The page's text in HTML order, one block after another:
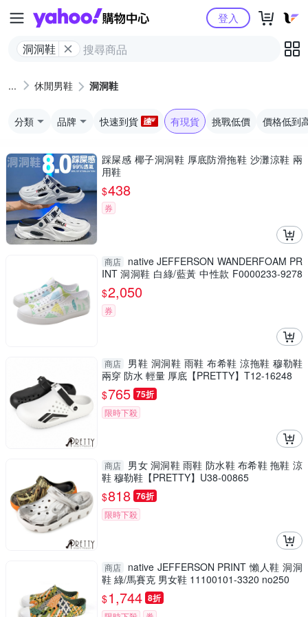
Yahoo購物中心
洞洞鞋
登入
休閒男鞋 洞洞鞋
分類 品牌 快速到貨 有現貨 挑戰低價 價格低到
踩屎感 椰子洞洞鞋 厚底防滑拖鞋 沙灘涼鞋 兩
用鞋
$438
券
商店
native JEFFERSON WANDERFOAM PR
INT 洞洞鞋 白綠/藍黃 中性款 F0000233-9278
no492
$2,050
券
商店
男鞋 洞洞鞋 雨鞋 布希鞋 涼拖鞋 穆勒鞋
兩穿 防水 輕量 厚底【PRETTY】T12-16248
$765 75折
限時下殺
商店
男女 洞洞鞋 雨鞋 防水鞋 布希鞋 拖鞋 涼
鞋 穆勒鞋【PRETTY】U38-00865
$818 76折
限時下殺
商店
native JEFFERSON PRINT 懶人鞋 洞洞
鞋 綠/馬賽克 男女鞋 11100101-3320 no250
$1,744 8折